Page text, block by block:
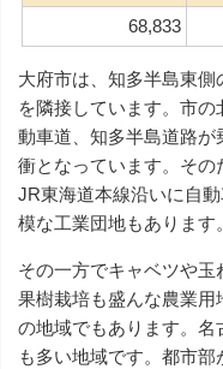
68,833
大府市は、知多半島東
を隣接しています。市
動車道、知多半島道路
衝となっています。その
JR東海道本線沿いに自
模な工業団地もあります。
その一方でキャベツや
果樹栽培も盛んな農業
の地域でもあります。名
も多い地域です。都市